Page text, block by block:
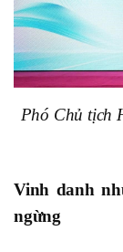
Phó Chủ tịch
Vinh danh
ngừng